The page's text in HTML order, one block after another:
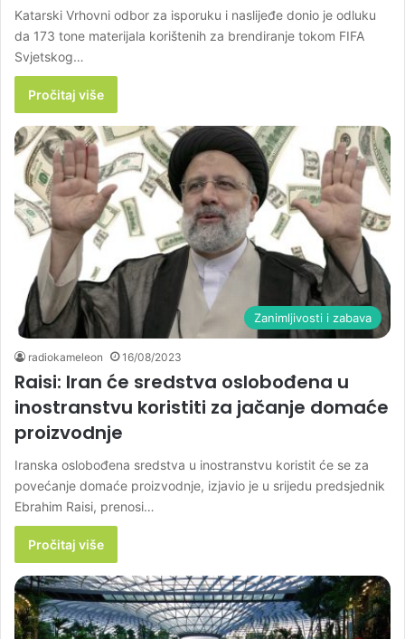
Katarski Vrhovni odbor za isporuku i naslijeđe donio je odluku
da 173 tone materijala korištenih za brendiranje tokom FIFA
Svjetskog…
Pročitaj više
Zanimljivosti i zabava
radiokameleon 16/08/2023
Raisi: Iran će sredstva oslobođena u
inostranstvu koristiti za jačanje domaće
proizvodnje
Iranska oslobođena sredstva u inostranstvu koristit će se za
povećanje domaće proizvodnje, izjavio je u srijedu predsjednik
Ebrahim Raisi, prenosi…
Pročitaj više